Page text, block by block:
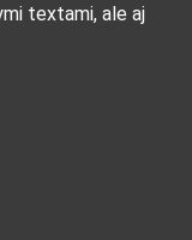
textami, ale aj